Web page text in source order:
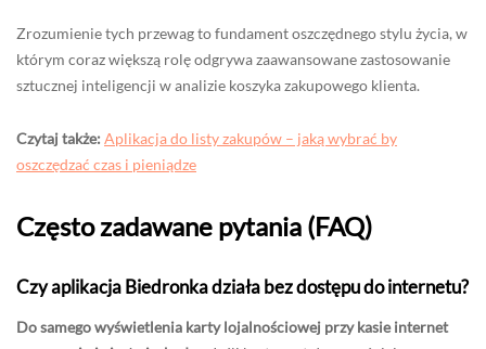
Zrozumienie tych przewag to fundament oszczędnego stylu życia, w
którym coraz większą rolę odgrywa zaawansowane zastosowanie
sztucznej inteligencji w analizie koszyka zakupowego klienta.
Czytaj także: Aplikacja do listy zakupów – jaką wybrać by
oszczędzać czas i pieniądze
Często zadawane pytania (FAQ)
Czy aplikacja Biedronka działa bez dostępu do internetu?
Do samego wyświetlenia karty lojalnościowej przy kasie internet